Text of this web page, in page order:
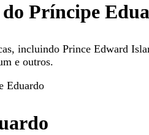
Príncipe
incluindo Prince Edward
e outros.
Eduardo